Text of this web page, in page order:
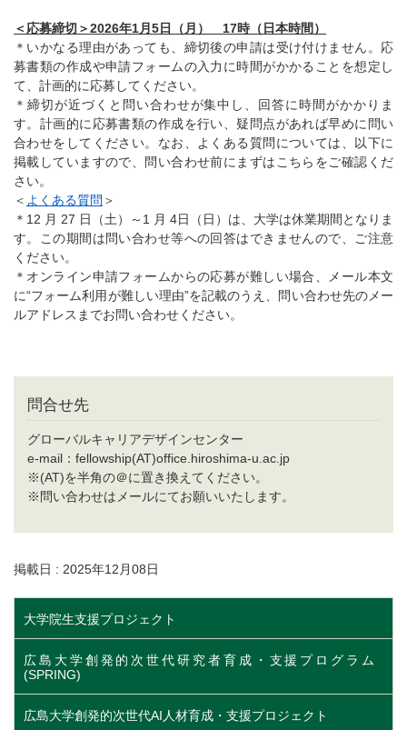
＜応募締切＞2026年1月5日（月） 17時（日本時間）
＊いかなる理由があっても、締切後の申請は受け付けません。応
募書類の作成や申請フォームの入力に時間がかかることを想定し
て、計画的に応募してください。
＊締切が近づくと問い合わせが集中し、回答に時間がかかりま
す。計画的に応募書類の作成を行い、疑問点があれば早めに問い
合わせをしてください。なお、よくある質問については、以下に
掲載していますので、問い合わせ前にまずはこちらをご確認くだ
さい。
＜ よくある質問 ＞
＊12 月 27 日（土）～1 月 4日（日）は、大学は休業期間となりま
す。この期間は問い合わせ等への回答はできませんので、ご注意
ください。
＊オンライン申請フォームからの応募が難しい場合、メール本文
に“フォーム利用が難しい理由”を記載のうえ、問い合わせ先のメー
ルアドレスまでお問い合わせください。
問合せ先
グローバルキャリアデザインセンター
e-mail：fellowship(AT)office.hiroshima-u.ac.jp
※(AT)を半角の＠に置き換えてください。
※問い合わせはメールにてお願いいたします。
掲載日 : 2025年12月08日
大学院生支援プロジェクト
広島大学創発的次世代研究者育成・支援プログラム
(SPRING)
広島大学創発的次世代AI人材育成・支援プロジェクト